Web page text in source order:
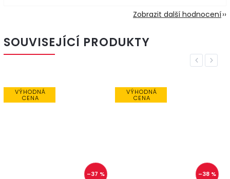
Zobrazit další hodnocení
SOUVISEJÍCÍ PRODUKTY
Previous
VÝHODNÁ
CENA
–37 %
VÝHODNÁ
CENA
–38 %
Next